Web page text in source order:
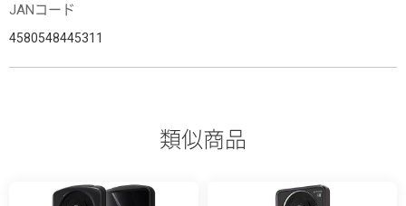
JANコード
4580548445311
類似商品